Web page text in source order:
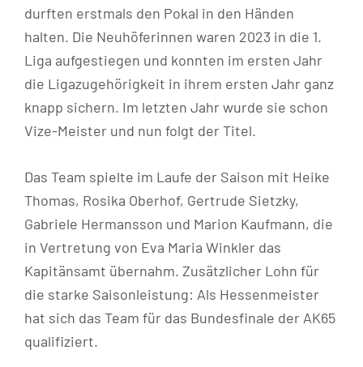
durften erstmals den Pokal in den Händen
halten. Die Neuhöferinnen waren 2023 in die 1.
Liga aufgestiegen und konnten im ersten Jahr
die Ligazugehörigkeit in ihrem ersten Jahr ganz
knapp sichern. Im letzten Jahr wurde sie schon
Vize-Meister und nun folgt der Titel.
Das Team spielte im Laufe der Saison mit Heike
Thomas, Rosika Oberhof, Gertrude Sietzky,
Gabriele Hermansson und Marion Kaufmann, die
in Vertretung von Eva Maria Winkler das
Kapitänsamt übernahm. Zusätzlicher Lohn für
die starke Saisonleistung: Als Hessenmeister
hat sich das Team für das Bundesfinale der AK65
qualifiziert.